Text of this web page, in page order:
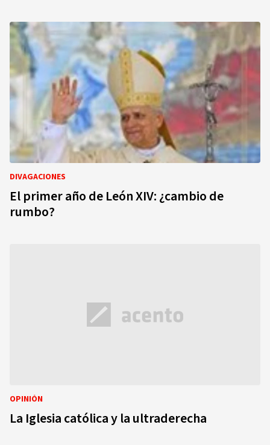
DIVAGACIONES
El primer año de León XIV: ¿cambio de
rumbo?
OPINIÓN
La Iglesia católica y la ultraderecha